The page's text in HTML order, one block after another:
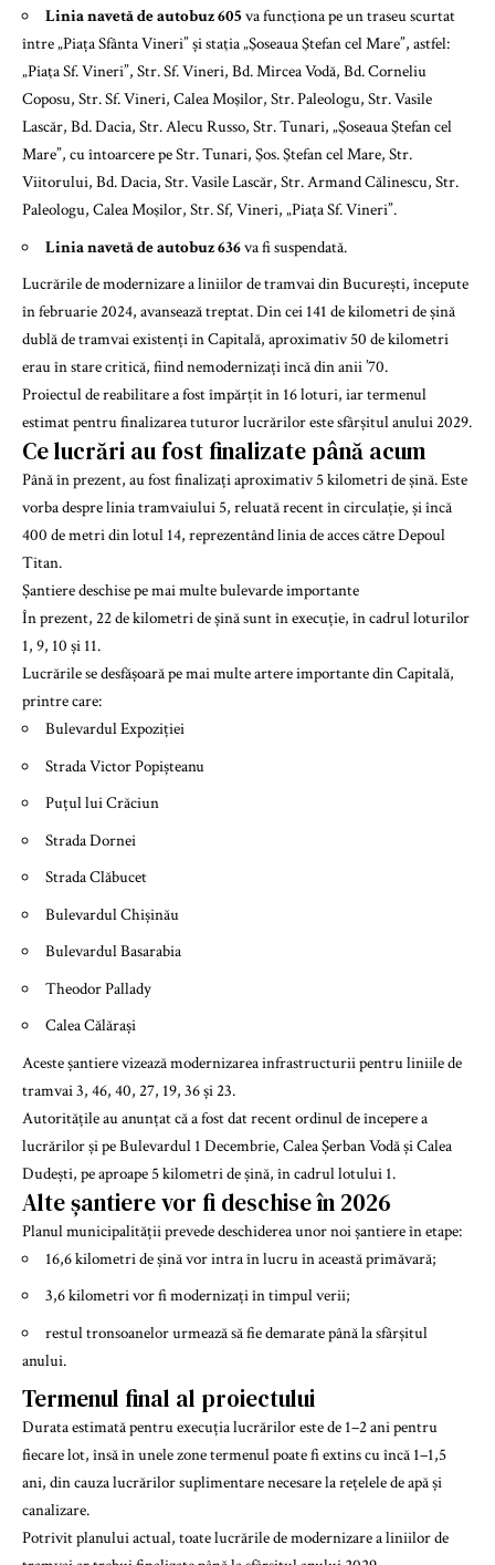
Linia navetă de autobuz 605va funcţiona pe un traseu scurtat
între „Piața Sfânta Vineri” și staţia „Şoseaua Ştefan cel Mare”, astfel:
„Piaţa Sf. Vineri”, Str. Sf. Vineri, Bd. Mircea Vodă, Bd. Corneliu
Coposu, Str. Sf. Vineri, Calea Moşilor, Str. Paleologu, Str. Vasile
Lascăr, Bd. Dacia, Str. Alecu Russo, Str. Tunari, „Şoseaua Ştefan cel
Mare”, cu întoarcere pe Str. Tunari, Şos. Ştefan cel Mare, Str.
Viitorului, Bd. Dacia, Str. Vasile Lascăr, Str. Armand Călinescu, Str.
Paleologu, Calea Moşilor, Str. Sf, Vineri, „Piaţa Sf. Vineri”.
Linia navetă de autobuz 636va fi suspendată.
Lucrările de modernizare a liniilor de tramvai din București, începute
în februarie 2024, avansează treptat. Din cei 141 de kilometri de șină
dublă de tramvai existenți în Capitală, aproximativ 50 de kilometri
erau în stare critică, fiind nemodernizați încă din anii ’70.
Proiectul de reabilitare a fost împărțit în 16 loturi, iar termenul
estimat pentru finalizarea tuturor lucrărilor este sfârșitul anului 2029.
Ce lucrări au fost finalizate până acum
Până în prezent, au fost finalizați aproximativ 5 kilometri de șină. Este
vorba despre linia tramvaiului 5, reluată recent în circulație, și încă
400 de metri din lotul 14, reprezentând linia de acces către Depoul
Titan.
Șantiere deschise pe mai multe bulevarde importante
În prezent, 22 de kilometri de șină sunt în execuție, în cadrul loturilor
1, 9, 10 și 11.
Lucrările se desfășoară pe mai multe artere importante din Capitală,
printre care:
Bulevardul Expoziției
Strada Victor Popișteanu
Puțul lui Crăciun
Strada Dornei
Strada Clăbucet
Bulevardul Chișinău
Bulevardul Basarabia
Theodor Pallady
Calea Călărași
Aceste șantiere vizează modernizarea infrastructurii pentru liniile de
tramvai 3, 46, 40, 27, 19, 36 și 23.
Autoritățile au anunțat că a fost dat recent ordinul de începere a
lucrărilor și pe Bulevardul 1 Decembrie, Calea Șerban Vodă și Calea
Dudești, pe aproape 5 kilometri de șină, în cadrul lotului 1.
Alte șantiere vor fi deschise în 2026
Planul municipalității prevede deschiderea unor noi șantiere în etape:
16,6 kilometri de șină vor intra în lucru în această primăvară;
3,6 kilometri vor fi modernizați în timpul verii;
restul tronsoanelor urmează să fie demarate până la sfârșitul
anului.
Termenul final al proiectului
Durata estimată pentru execuția lucrărilor este de 1–2 ani pentru
fiecare lot, însă în unele zone termenul poate fi extins cu încă 1–1,5
ani, din cauza lucrărilor suplimentare necesare la rețelele de apă și
canalizare.
Potrivit planului actual, toate lucrările de modernizare a liniilor de